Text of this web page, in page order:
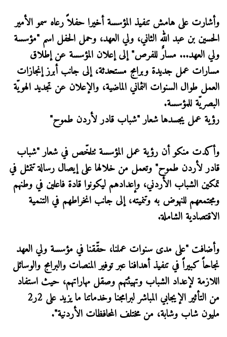
وأشارت على هامش تنفيذ المؤسسة أخيرا حفلاً رعاه سمو الأمير
الحسين بن عبد الله الثاني، ولي العهد، وحمل الحفل اسم "مؤسسة
ولي العهد... مسارٌ للفرص" إلى إعلان المؤسسة عن إطلاق
مسارات عمل جديدة وبرامج مستحدثة، إلى جانب أبرز إنجازات
العمل طوال السنوات الثماني الماضية، والإعلان عن تجديد الهويّة
البصريّة للمؤسسة.
رؤية عمل يجسدها شعار "شباب قادر لأردن طموح"
وأكدت منكو أن رؤية عمل المؤسسة تتلخّص في شعار "شباب
قادر لأردن طموح" وتعمل من خلالها على إيصال رسالة تتمثل في
تمكين الشباب الأردني، وإعدادهم ليكونوا قادة فاعلين في وطنهم
ومجتمعهم للنهوض به وتنميته، إلى جانب انخراطهم في التنمية
الاقتصادية الشاملة.
وأضافت "على مدى سنوات عملنا، حقّقنا في مؤسسة ولي العهد
نجاحاً كبيراً في تنفيذ أهدافنا عبر توفير المنصات والبرامج والوسائل
اللازمة لإعداد الشباب وتهيئتهم وصقل مهاراتهم، حيث استفاد
من التأثير الإيجابي المباشر لبرامجنا وخدماتنا ما يزيد على 2ر2
مليون شاب وشابة، من مختلف المحافظات الأردنية".